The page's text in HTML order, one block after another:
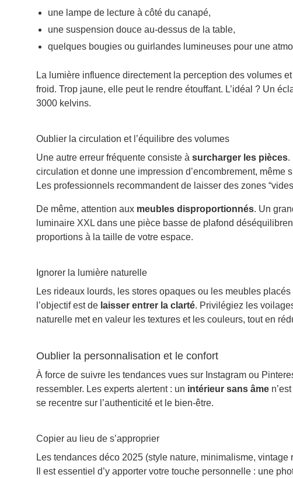
une lampe de lecture à côté du canapé,
une suspension douce au-dessus de la table,
quelques bougies ou guirlandes lumineuses pour une
La lumière influence directement la perception des volumes
froid. Trop jaune, elle peut le rendre étouffant. L’idéal ? Un
3000 kelvins.
Oublier la circulation et l’équilibre des volumes
Une autre erreur fréquente consiste à surcharger les pièces.
circulation et donne une impression d’encombrement, même
Les professionnels recommandent de laisser des zones
De même, attention aux meubles disproportionnés. Un
luminaire XXL dans une pièce basse de plafond
proportions à la taille de votre espace.
Ignorer la lumière naturelle
Les rideaux lourds, les stores opaques ou les meubles
l’objectif est de laisser entrer la clarté. Privilégiez les
naturelle met en valeur les textures et les couleurs, tout en
Oublier la personnalisation et le confort
À force de suivre les tendances vues sur Instagram ou
ressembler. Les experts alertent : un intérieur sans âme
se recentre sur l’authenticité et le bien-être.
Copier au lieu de s’approprier
Les tendances déco 2025 (style nature, minimalisme,
Il est essentiel d’y apporter votre touche personnelle : une